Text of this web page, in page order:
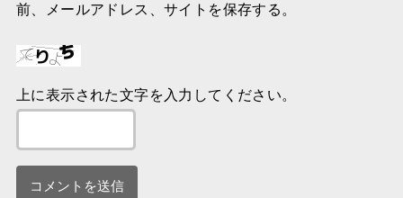
前、メールアドレス、サイトを保存する。
上に表示された文字を入力してください。